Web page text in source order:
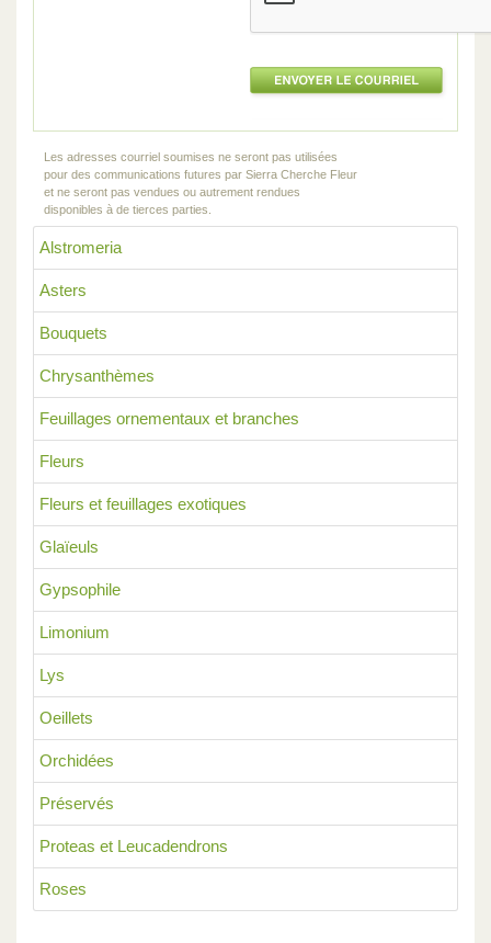
Alstromeria
Asters
Bouquets
Chrysanthèmes
Feuillages ornementaux et branches
Fleurs
Fleurs et feuillages exotiques
Glaïeuls
Gypsophile
Limonium
Lys
Oeillets
Orchidées
Préservés
Proteas et Leucadendrons
Roses
Les adresses courriel soumises ne seront pas utilisées
pour des communications futures par Sierra Cherche Fleur
et ne seront pas vendues ou autrement rendues
disponibles à de tierces parties.